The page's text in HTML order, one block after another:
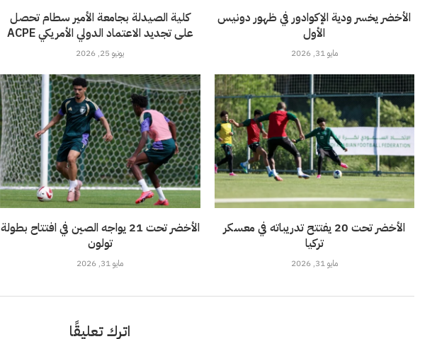
كلية الصيدلة بجامعة الأمير سطام تحصل
على تجديد الاعتماد الدولي الأمريكي ACPE
يونيو 25, 2026
الأخضر يخسر ودية الإكوادور في ظهور دونيس
الأول
مايو 31, 2026
الأخضر تحت 21 يواجه الصين في افتتاح بطولة
تولون
مايو 31, 2026
الأخضر تحت 20 يفتتح تدريباته في معسكر
تركيا
مايو 31, 2026
اترك تعليقًا